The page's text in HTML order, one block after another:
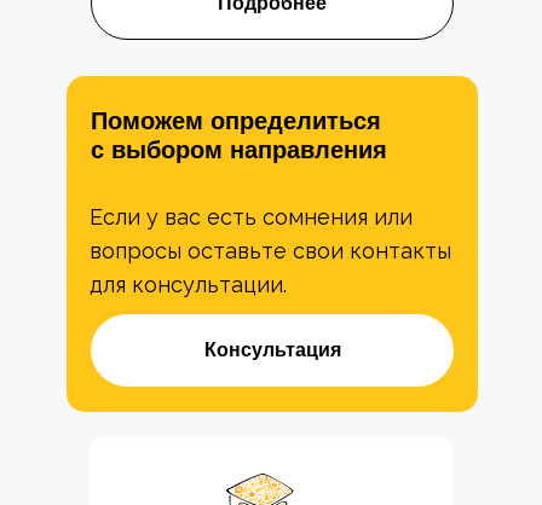
Поможем определиться
с выбором направления
Консультация
Если у вас есть сомнения или
вопросы оставьте свои контакты
для консультации.